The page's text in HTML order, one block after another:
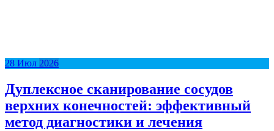
28 Июл 2026
Дуплексное сканирование сосудов
верхних конечностей: эффективный
метод диагностики и лечения